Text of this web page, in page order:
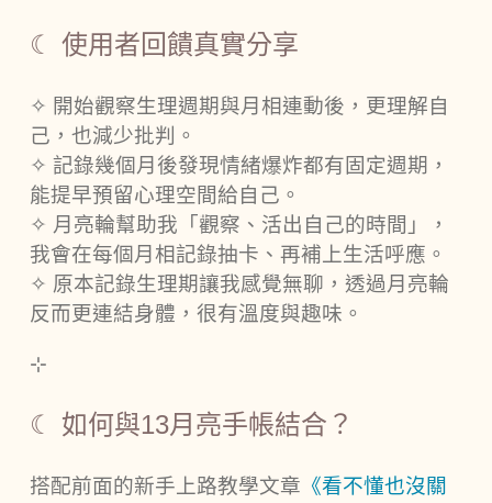
☾ 使用者回饋真實分享
✧ 開始觀察生理週期與月相連動後，更理解自
己，也減少批判。
✧ 記錄幾個月後發現情緒爆炸都有固定週期，
能提早預留心理空間給自己。
✧ 月亮輪幫助我「觀察、活出自己的時間」，
我會在每個月相記錄抽卡、再補上生活呼應。
✧ 原本記錄生理期讓我感覺無聊，透過月亮輪
反而更連結身體，很有溫度與趣味。
⊹
☾ 如何與13月亮手帳結合？
搭配前面的新手上路教學文章 《看不懂也沒關